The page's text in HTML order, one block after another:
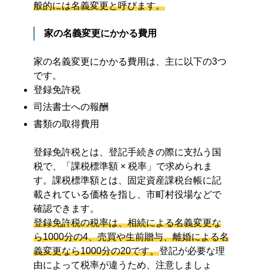
般的には名義変更と呼びます。
家の名義変更にかかる費用
家の名義変更にかかる費用は、主に以下の3つ
です。
登録免許税
司法書士への報酬
書類の取得費用
登録免許税とは、登記手続きの際に支払う国
税で、「課税標準額 × 税率」で求められま
す。課税標準額とは、固定資産課税台帳に記
載されている価格を指し、市町村役場などで
確認できます。
登録免許税の税率は、相続による名義変更な
ら1000分の4、売買や生前贈与、離婚による名
義変更なら1000分の20です。登記が必要な理
由によって税率が違うため、注意しましょ